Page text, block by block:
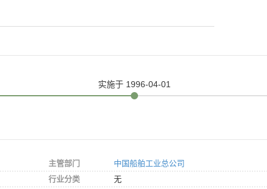
实施于 1996-04-01
主管部门
中国船舶工业总公司
行业分类
无